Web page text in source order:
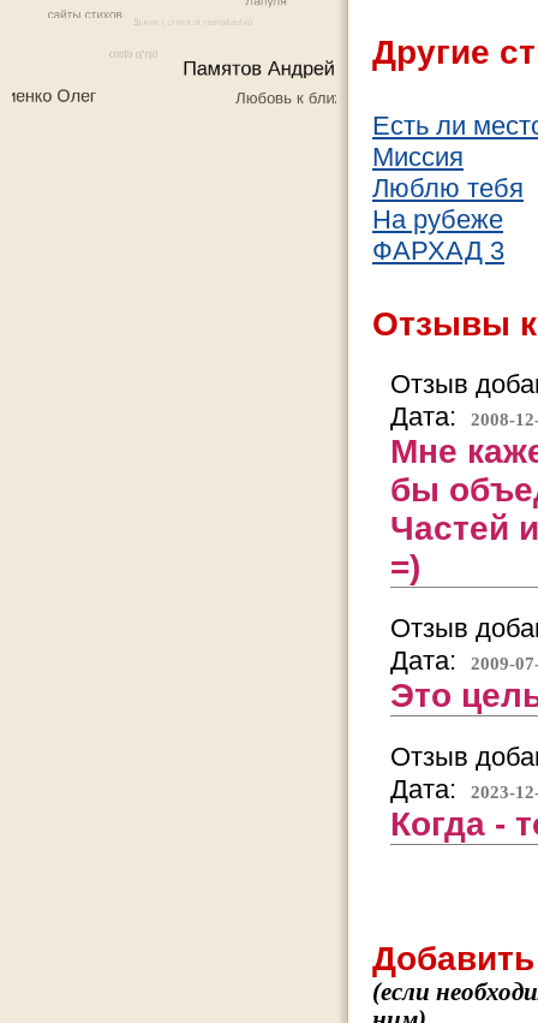
Другие
Есть ли
Миссия
Люблю тебя
На рубеже
ФАРХАД 3
Отзывы
Отзыв
Дата:
2008-
Мне
бы
Частей
=)
Отзыв
Дата:
2009-
Это
Отзыв
Дата:
2023-
Когда -
(если